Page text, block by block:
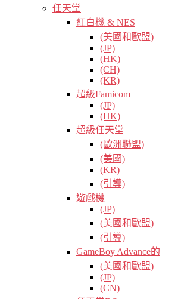
任天堂
紅白機 & NES
(美國和歐盟)
(JP)
(HK)
(CH)
(KR)
超級Famicom
(JP)
(HK)
超級任天堂
(歐洲聯盟)
(美國)
(KR)
(引導)
遊戲機
(JP)
(美國和歐盟)
(引導)
GameBoy Advance的
(美國和歐盟)
(JP)
(CN)